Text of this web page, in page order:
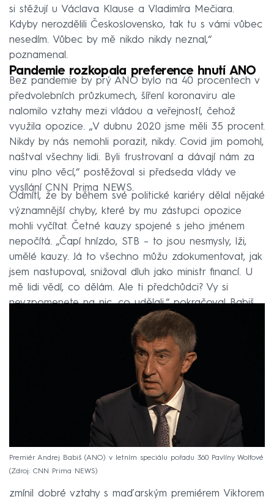
si stěžují u Václava Klause a Vladimíra Mečiara.
Kdyby nerozdělili Československo, tak tu s vámi vůbec
nesedím. Vůbec by mě nikdo nikdy neznal,“
poznamenal.
Pandemie rozkopala preference hnutí ANO
Bez pandemie by prý ANO bylo na 40 procentech v
předvolebních průzkumech, šíření koronaviru ale
nalomilo vztahy mezi vládou a veřejností, čehož
využila opozice. „V dubnu 2020 jsme měli 35 procent.
Nikdy by nás nemohli porazit, nikdy. Covid jim pomohl,
naštval všechny lidi. Byli frustrovaní a dávají nám za
vinu plno věcí,“ postěžoval si předseda vlády ve
vysílání CNN Prima NEWS.
Odmítl, že by během své politické kariéry dělal nějaké
významnější chyby, které by mu zástupci opozice
mohli vyčítat. Četné kauzy spojené s jeho jménem
nepočítá. „Čapí hnízdo, STB – to jsou nesmysly, lži,
umělé kauzy. Já to všechno můžu zdokumentovat, jak
jsem nastupoval, snižoval dluh jako ministr financí. U
mě lidi vědí, co dělám. Ale ti předchůdci? Vy si
nevzpomenete na nic, co udělali,“ pokračoval Babiš.
Premiér Andrej Babiš (ANO) v letním speciálu pořadu 360 Pavlíny Wolfové
Zdroj: CNN Prima NEWS
zmínil dobré vztahy s maďarským premiérem Viktorem